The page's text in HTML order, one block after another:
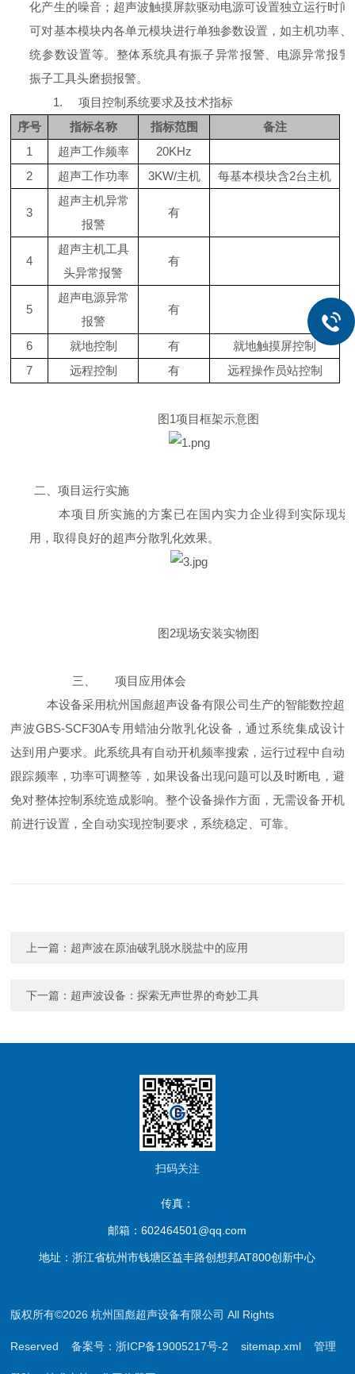
化产生的噪音；超声波触摸屏款驱动电源可设置独立运行时间
可对基本模块内各单元模块进行单独参数设置，如主机功率、
统参数设置等。整体系统具有振子异常报警、电源异常报警
振子工具头磨损报警。
1.
项目控制系统要求及技术指标
序号
指标名称 指标范围
备注
1
超声工作频率
20KHz
2
超声工作功率 3KW/主机 每基本模块含2台主机
3
超声主机异常
报警
有
4
超声主机工具
头异常报警
有
5
超声电源异常
报警
有
6 就地控制 有
就地触摸屏控制
7
远程控制 有 远程操作员站控制
图1项目框架示意图
二、项目运行实施
本项目所实施的方案已在国内实力企业得到实际现场
用，取得良好的超声分散乳化效果。
图2现场安装实物图
三、
项目应用体会
本设备采用杭州国彪超声设备有限公司生产的智能数控超
声波GBS-SCF30A专用蜡油分散乳化设备，通过系统集成设计
达到用户要求。此系统具有自动开机频率搜索，运行过程中自动
跟踪频率，功率可调整等，如果设备出现问题可以及时断电，避
免对整体控制系统造成影响。整个设备操作方面，无需设备开机
前进行设置，全自动实现控制要求，系统稳定、可靠。
上一篇： 超声波在原油破乳脱水脱盐中的应用
下一篇： 超声波设备：探索无声世界的奇妙工具
扫码关注
传真：
邮箱：602464501@qq.com
地址：浙江省杭州市钱塘区益丰路创想邦AT800创新中心
版权所有©2026 杭州国彪超声设备有限公司 All Rights
Reserved备案号：浙ICP备19005217号-2 sitemap.xml 管理